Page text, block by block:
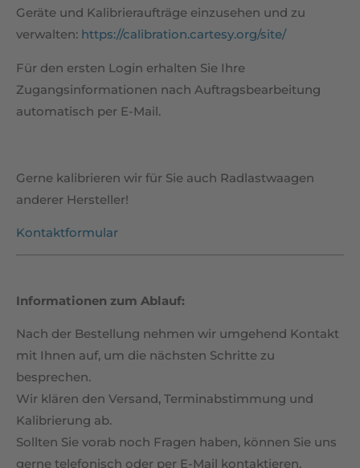
Geräte und Kalibrieraufträge einzusehen und zu
verwalten: https://calibration.cartesy.org/site/
Für den ersten Login erhalten Sie Ihre
Zugangsinformationen nach Auftragsbearbeitung
automatisch per E-Mail.
Gerne kalibrieren wir für Sie auch Radlastwaagen
anderer Hersteller!
Kontaktformular
Informationen zum Ablauf:
Nach der Bestellung nehmen wir umgehend Kontakt
mit Ihnen auf, um die nächsten Schritte zu
besprechen.
Wir klären den Versand, Terminabstimmung und
Kalibrierung ab.
Sollten Sie vorab noch Fragen haben, können Sie uns
gerne telefonisch oder per E-Mail kontaktieren.